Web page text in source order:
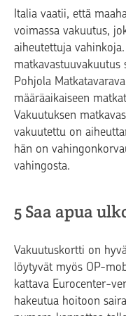
Italia vaatii, että
voimassa vakuutus,
aiheutettuja
matkavastuuvakuutus
Pohjola
määräaikaiseen
Vakuutuksen
vakuutettu on
hän on
vahingosta.
5 Saa apua
Vakuutuskortti on
löytyvät myös OP-
kattava Eurocenter-
hakeutua hoitoon